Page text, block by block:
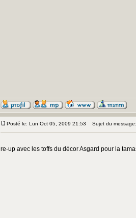
Posté le: Lun Oct 05, 2009 21:53 Sujet du message:
re-up avec les toffs du décor Asgard pour la